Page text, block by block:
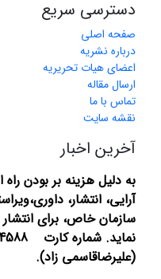
دسترسی سریع
صفحه اصلی
درباره نشریه
اعضای هیات تحریریه
ارسال مقاله
تماس با ما
نقشه سایت
آخرین اخبار
به دلیل هزینه بر بودن
آرایی، انتشار،
سازمان خاص، برای
نماید.
(علیرضاقاسمی زاد).